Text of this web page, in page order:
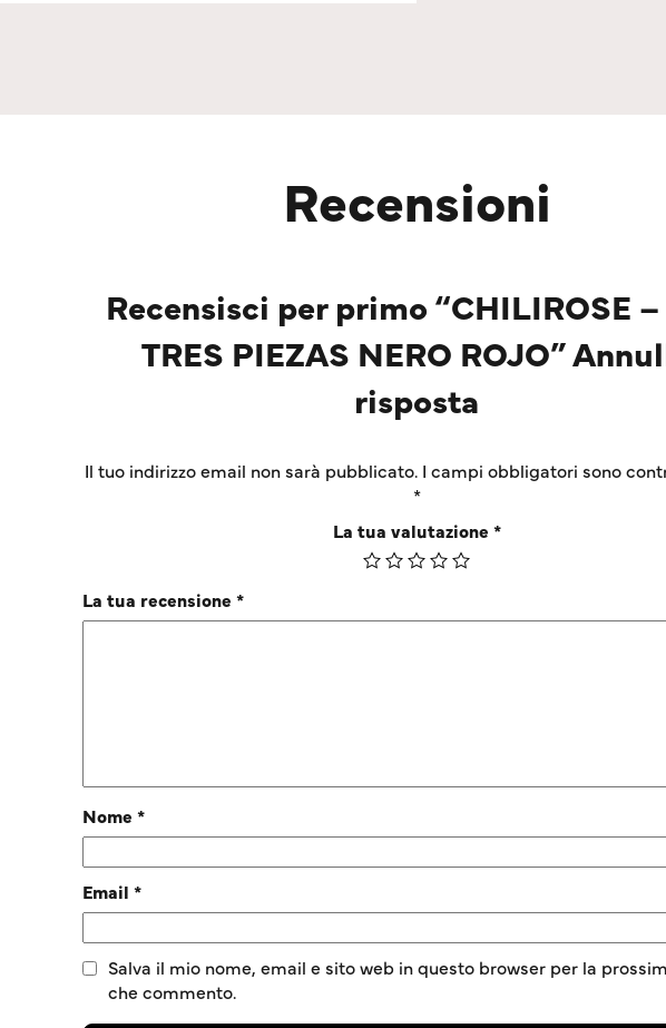
Recensioni
Recensisci per primo “CHILIROSE –
TRES PIEZAS NERO ROJO”
risposta
Il tuo indirizzo email non sarà pubblicato. I campi obbligatori sono
*
La tua valutazione *
La tua recensione *
Nome *
Email *
Salva il mio nome, email e sito web in questo browser per la
che commento.